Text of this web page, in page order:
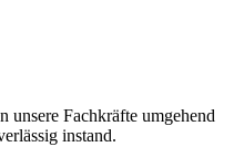
unsere Fachkräfte umgehend
instand.